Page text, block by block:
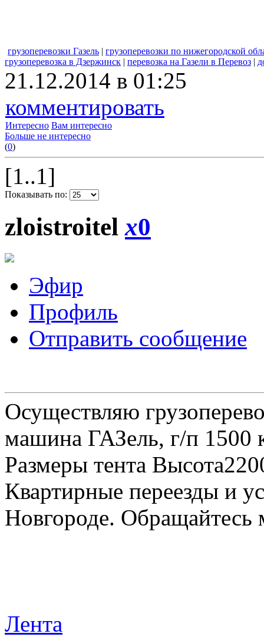
грузоперевозки Газель | грузоперевозки по нижегородской
грузоперевозка в Дзержинск | перевозка на Газели в Перевоз |
21.12.2014 в 01:25
комментировать
Интересно Вам интересно
Больше не интересно
(0)
[1..1]
Показывать по:
zloistroitelx0
Эфир
Профиль
Отправить сообщение
Осуществляю
машина ГАЗель, г/п 1500
Размеры тента
Квартирные переезды и
Новгороде.
Лента